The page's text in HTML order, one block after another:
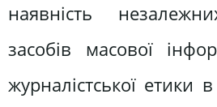
наявність
засобів масової
журналістської етики